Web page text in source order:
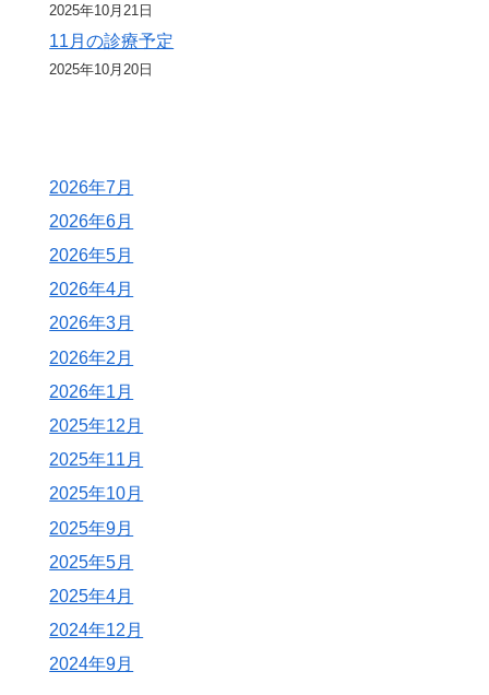
2025年10月21日
11月の診療予定
2025年10月20日
2026年7月
2026年6月
2026年5月
2026年4月
2026年3月
2026年2月
2026年1月
2025年12月
2025年11月
2025年10月
2025年9月
2025年5月
2025年4月
2024年12月
2024年9月